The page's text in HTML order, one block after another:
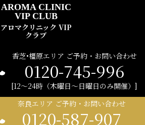
奈良エリア ご予約・お問い合わせ
0120-587-907
香芝•橿原エリア ご予約・お問い合わせ
0120-745-996
12〜24時（木曜日〜日曜日のみ開催）
AROMA CLINIC
VIP CLUB
アロマクリニック VIP
クラブ
民間広告支援機構 © 2021